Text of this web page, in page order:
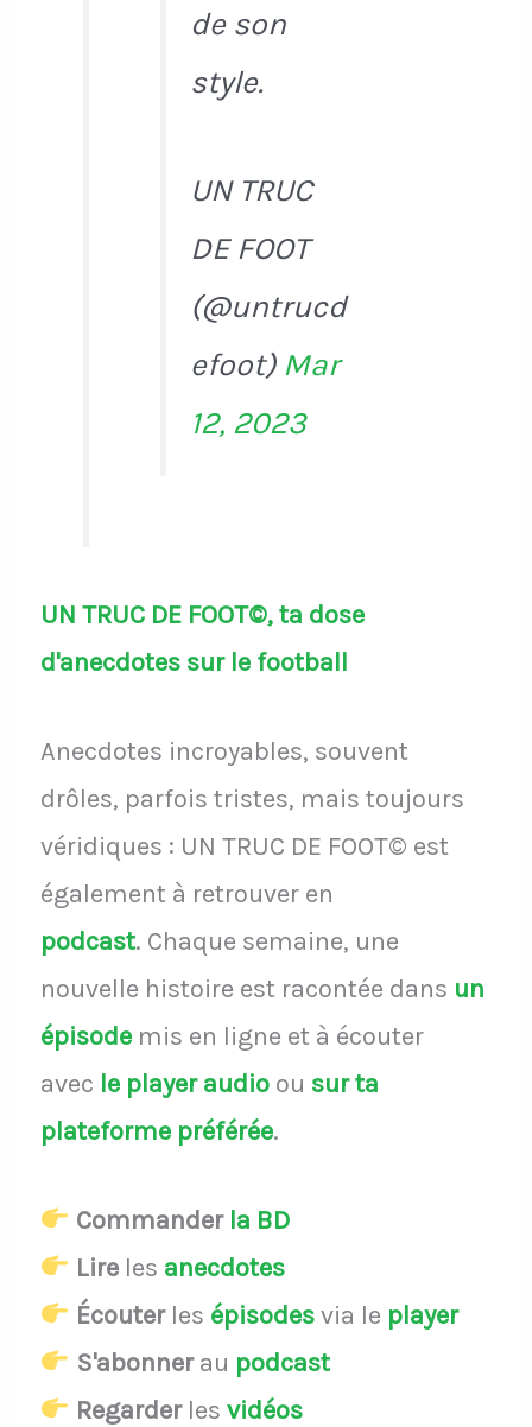
de son
style.
UN TRUC
DE FOOT
(@untrucd
efoot) Mar
12, 2023
UN TRUC DE FOOT©, ta dose
d'anecdotes sur le football
Anecdotes incroyables, souvent
drôles, parfois tristes, mais toujours
véridiques : UN TRUC DE FOOT© est
également à retrouver en
podcast. Chaque semaine, une
nouvelle histoire est racontée dans un
épisodemis en ligne et à écouter
avec le player audio ou sur ta
plateforme préférée.
Commander la BD
Lireles anecdotes
Écouterles épisodesvia le player
S'abonnerau podcast
Regarderles vidéos